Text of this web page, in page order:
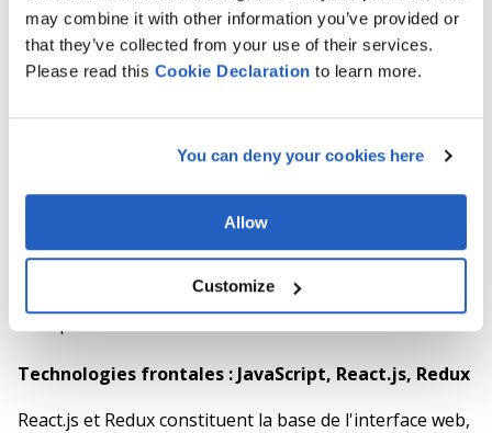
may combine it with other information you’ve provided or
that they’ve collected from your use of their services.
Please read this Cookie Declaration to learn more.
You can deny your cookies here
Allow
Customize
évolutive conçue pour offrir des performances élevées,
des intégrations transparentes et une disponibilité
Technologies frontales : JavaScript, React.js, Redux
React.js et Redux constituent la base de l'interface web,